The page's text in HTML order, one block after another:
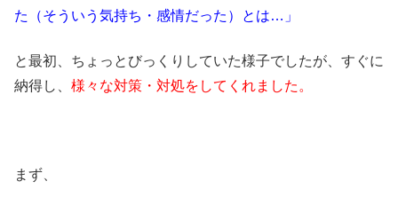
た（そういう気持ち・感情だった）とは…」
と最初、ちょっとびっくりしていた様子でしたが、すぐに
納得し、 様々な対策・対処をしてくれました。
まず、